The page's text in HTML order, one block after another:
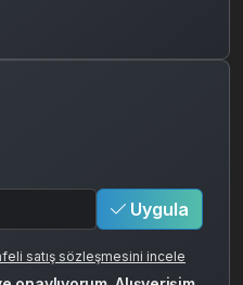
Uygula
satış sözleşmesini incele